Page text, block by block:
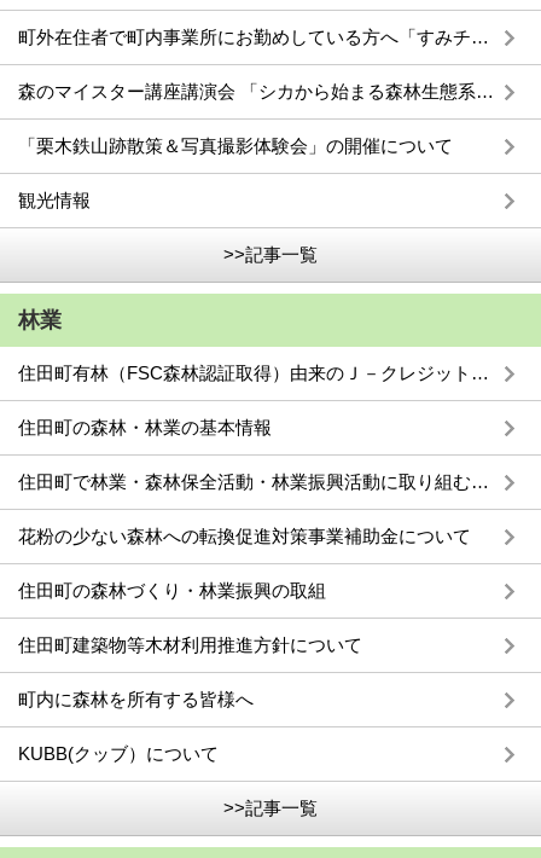
町外在住者で町内事業所にお勤めしている方へ「すみチケ2026」の販売について
森のマイスター講座講演会 「シカから始まる森林生態系の変化」
「栗木鉄山跡散策＆写真撮影体験会」の開催について
観光情報
>>記事一覧
林業
住田町有林（FSC森林認証取得）由来のＪ－クレジットを販売しています
住田町の森林・林業の基本情報
住田町で林業・森林保全活動・林業振興活動に取り組む皆様へ
花粉の少ない森林への転換促進対策事業補助金について
住田町の森林づくり・林業振興の取組
住田町建築物等木材利用推進方針について
町内に森林を所有する皆様へ
KUBB(クッブ）について
>>記事一覧